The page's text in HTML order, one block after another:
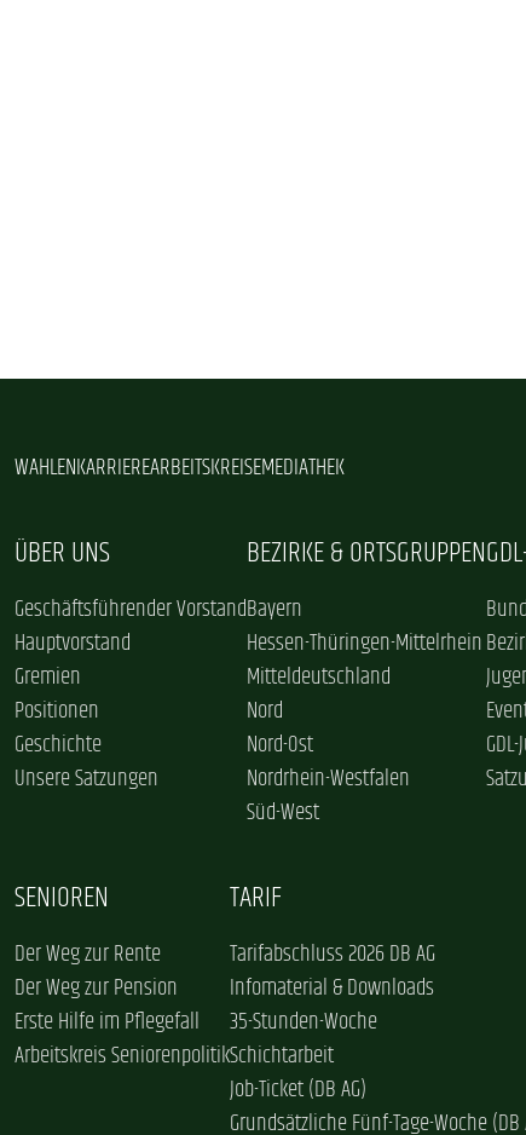
WAHLENKARRIEREARBEITSKREISEMEDIATHEK
ÜBER UNS
Geschäftsführender Vorstand
Hauptvorstand
Gremien
Positionen
Geschichte
Unsere Satzungen
BEZIRKE & ORTSGRUPPEN
Bayern
Hessen-Thüringen-Mittelrhein
Mitteldeutschland
Nord
Nord-Ost
Nordrhein-Westfalen
Süd-West
SENIOREN
Der Weg zur Rente
Der Weg zur Pension
Erste Hilfe im Pflegefall
Arbeitskreis Seniorenpolitik
TARIF
Tarifabschluss 2026 DB AG
Infomaterial & Downloads
35-Stunden-Woche
Schichtarbeit
Job-Ticket (DB AG)
Grundsätzliche Fünf-Tage-Woche (DB